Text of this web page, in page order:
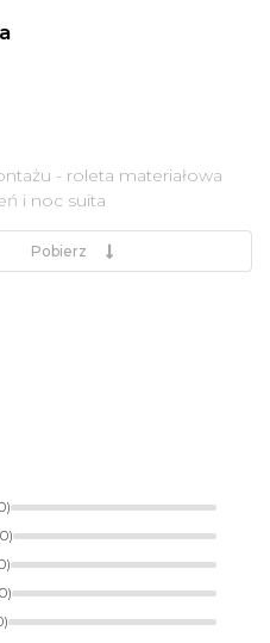
- roleta materiałowa
i noc suita
Pobierz